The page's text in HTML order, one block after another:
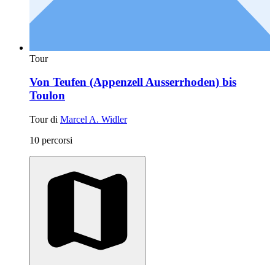
Tour
Von Teufen (Appenzell Ausserrhoden) bis
Toulon
Tour di Marcel A. Widler
10 percorsi